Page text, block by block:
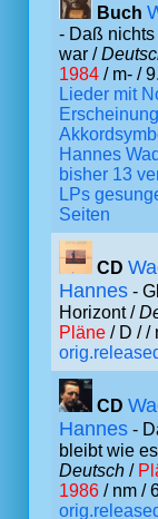
Buch
- Daß
war /
1984 / m- /
Lieder mit
Hannes
bisher 13
LPs
Seiten
CD
Hannes -
Horizont /
Pläne / D //
CD
Hannes -
bleibt wie
Deutsch /
1986 / nm /